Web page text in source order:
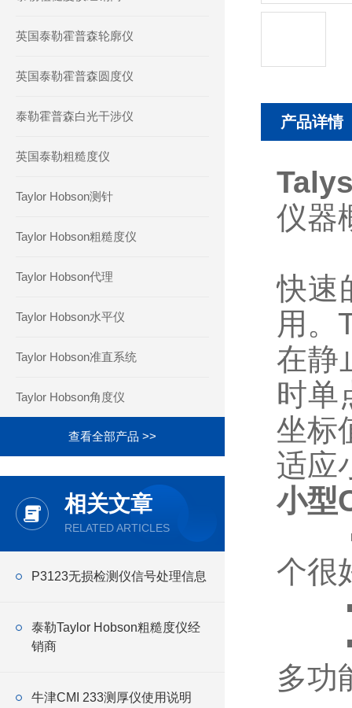
英国泰勒霍普森轮廓仪
英国泰勒霍普森圆度仪
泰勒霍普森白光干涉仪
英国泰勒粗糙度仪
Taylor Hobson测针
Taylor Hobson粗糙度仪
Taylor Hobson代理
Taylor Hobson水平仪
Taylor Hobson准直系统
Taylor Hobson角度仪
查看全部产品 >>
相关文章
RELATED ARTICLES
P3123无损检测仪信号处理信息
泰勒Taylor Hobson粗糙度仪经
销商
牛津CMI 233测厚仪使用说明
产品详情
仪器
快速
用。
在静
时单
坐标
适应
小型
▪
个很
▪
▪
多功